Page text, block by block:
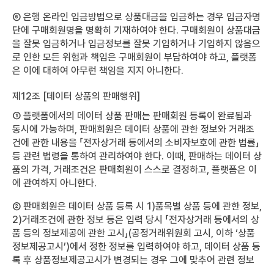
⑥ 은행 온라인 입금방법으로 상품대금을 입금하는 경우 입금자명
단에 구매회원명을 명확히 기재하여야 한다. 구매회원이 상품대금
을 잘못 입금하거나 입금정보를 잘못 기입하거나 기입하지 않음으
로 인한 모든 위험과 책임은 구매회원이 부담하여야 하고, 플랫폼
은 이에 대하여 아무런 책임을 지지 아니한다.
제12조 [데이터 상품의 판매행위]
① 플랫폼에서의 데이터 상품 판매는 판매회원 등록이 완료됨과
동시에 가능하며, 판매회원은 데이터 상품에 관한 정보와 거래조
건에 관한 내용을 「전자상거래 등에서의 소비자보호에 관한 법률」
등 관련 법령을 통하여 관리하여야 한다. 이때, 판매하는 데이터 상
품의 가격, 거래조건은 판매회원이 스스로 결정하고, 플랫폼은 이
에 관여하지 아니한다.
② 판매회원은 데이터 상품 등록 시 1)품목별 상품 등에 관한 정보,
2)거래조건에 관한 정보 등은 입력 당시 「전자상거래 등에서의 상
품 등의 정보제공에 관한 고시」(공정거래위원회 고시, 이하 ‘상품
정보제공고시’)에서 정한 정보를 입력하여야 하고, 데이터 상품 등
록 후 상품정보제공고시가 변경되는 경우 그에 맞추어 관련 정보